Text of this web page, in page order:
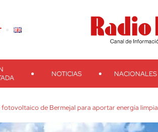
Threads
Instagram TelegramTeveo Ivoox RSS
NOTICIAS NACIONALES
de Bermejal para aportar energía limpia